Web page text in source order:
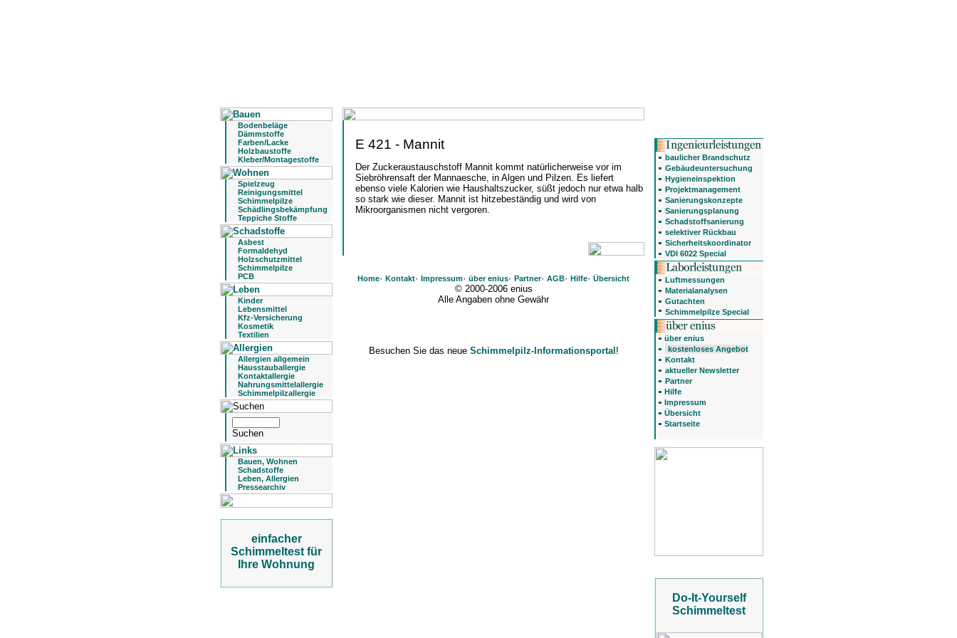
Bodenbeläge
Dämmstoffe
Farben/Lacke
Holzbaustoffe
Kleber/Montagestoffe
Spielzeug
Reinigungsmittel
Schimmelpilze
Schädlingsbekämpfung
Teppiche Stoffe
Asbest
Formaldehyd
Holzschutzmittel
Schimmelpilze
PCB
Kinder
Lebensmittel
Kfz-Versicherung
Kosmetik
Textilien
Allergien allgemein
Hausstauballergie
Kontaktallergie
Nahrungsmittelallergie
Schimmelpilzallergie
Bauen, Wohnen
Schadstoffe
Leben, Allergien
Pressearchiv
einfacher
Schimmeltest für
Ihre Wohnung
E 421 - Mannit
Der Zuckeraustauschstoff Mannit kommt natürlicherweise vor im
Siebröhrensaft der Mannaesche, in Algen und Pilzen. Es liefert
ebenso viele Kalorien wie Haushaltszucker, süßt jedoch nur etwa halb
so stark wie dieser. Mannit ist hitzebeständig und wird von
Mikroorganismen nicht vergoren.
Home· Kontakt· Impressum· über enius· Partner· AGB· Hilfe· Übersicht
© 2000-2006 enius
Alle Angaben ohne Gewähr
Besuchen Sie das neue Schimmelpilz-Informationsportal!
baulicher Brandschutz
Gebäudeuntersuchung
Hygieneinspektion
Projektmanagement
Sanierungskonzepte
Sanierungsplanung
Schadstoffsanierung
selektiver Rückbau
Sicherheitskoordinator
VDI 6022 Special
Luftmessungen
Materialanalysen
Gutachten
Schimmelpilze Special
über enius
kostenloses Angebot
Kontakt
aktueller Newsletter
Partner
Hilfe
Impressum
Übersicht
Startseite
Do-It-Yourself
Schimmeltest